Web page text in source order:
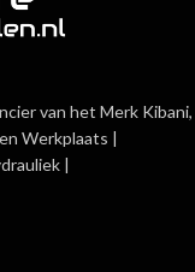
van het Merk Kibani,
Werkplaats |
|